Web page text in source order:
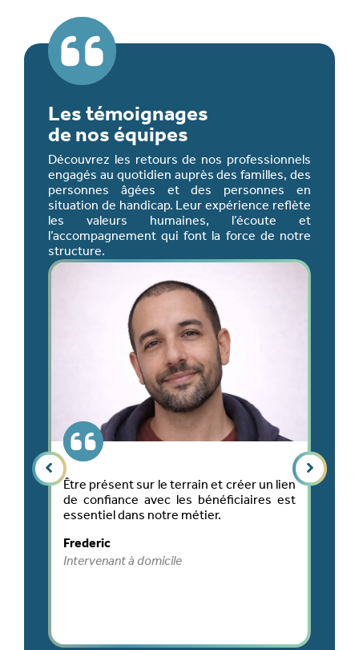
Les témoignages
de nos équipes
Découvrez les retours de nos professionnels
engagés au quotidien auprès des familles, des
personnes âgées et des personnes en
situation de handicap. Leur expérience reflète
les valeurs humaines, l’écoute et
l’accompagnement qui font la force de notre
structure.
Être présent sur le terrain et créer un lien
de confiance avec les bénéficiaires est
essentiel dans notre métier.
Frederic
Intervenant à domicile